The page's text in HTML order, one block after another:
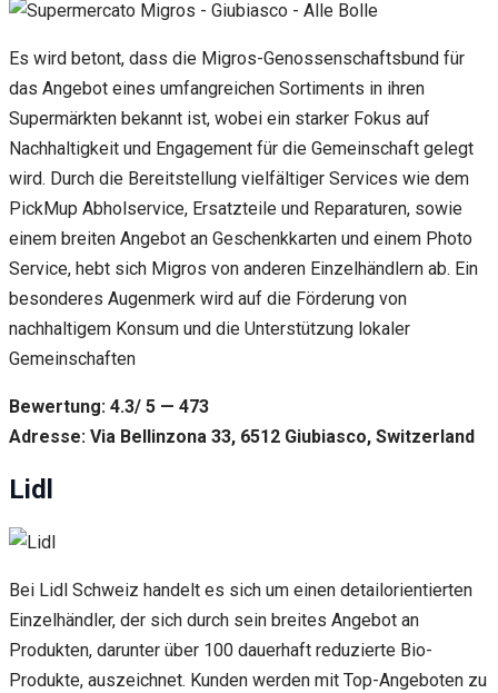
Es wird betont, dass die Migros-Genossenschaftsbund für
das Angebot eines umfangreichen Sortiments in ihren
Supermärkten bekannt ist, wobei ein starker Fokus auf
Nachhaltigkeit und Engagement für die Gemeinschaft gelegt
wird. Durch die Bereitstellung vielfältiger Services wie dem
PickMup Abholservice, Ersatzteile und Reparaturen, sowie
einem breiten Angebot an Geschenkkarten und einem Photo
Service, hebt sich Migros von anderen Einzelhändlern ab. Ein
besonderes Augenmerk wird auf die Förderung von
nachhaltigem Konsum und die Unterstützung lokaler
Gemeinschaften
Bewertung: 4.3/ 5 — 473
Adresse: Via Bellinzona 33, 6512 Giubiasco, Switzerland
Lidl
Bei Lidl Schweiz handelt es sich um einen detailorientierten
Einzelhändler, der sich durch sein breites Angebot an
Produkten, darunter über 100 dauerhaft reduzierte Bio-
Produkte, auszeichnet. Kunden werden mit Top-Angeboten zu